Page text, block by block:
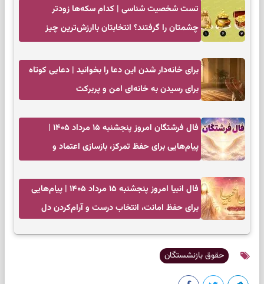
تست شخصیت شناسی | کدام سکه‌ها زودتر
چشمتان را گرفتند؟ انتخابتان باارزش‌ترین چیز
برای خانه‌دار شدن این دعا را بخوانید | دعایی کوتاه
برای رسیدن به خانه‌ای امن و پربرکت
فال فرشتگان امروز پنجشنبه ۱۵ مرداد ۱۴۰۵ |
پیام‌هایی برای حفظ تمرکز، بازسازی اعتماد و
فال انبیا امروز پنجشنبه ۱۵ مرداد ۱۴۰۵ | پیام‌هایی
برای حفظ امانت، انتخاب درست و آرام‌کردن دل
حقوق بازنشستگان